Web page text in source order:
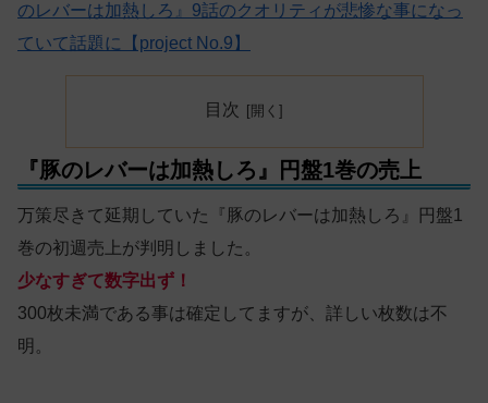
のレバーは加熱しろ』9話のクオリティが悲惨な事になっ
ていて話題に【project No.9】
目次
『豚のレバーは加熱しろ』円盤1巻の売上
万策尽きて延期していた『豚のレバーは加熱しろ』円盤1
巻の初週売上が判明しました。
少なすぎて数字出ず！
300枚未満である事は確定してますが、詳しい枚数は不
明。